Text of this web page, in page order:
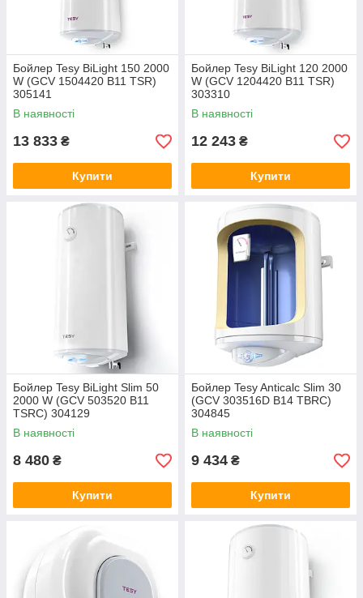
Бойлер Tesy BiLight 150 2000
W (GCV 1504420 B11 TSR)
305141
В наявності
13 833 ₴
Купити
Бойлер Tesy BiLight 120 2000
W (GCV 1204420 B11 TSR)
303310
В наявності
12 243 ₴
Купити
Бойлер Tesy BiLight Slim 50
2000 W (GCV 503520 B11
TSRC) 304129
В наявності
8 480 ₴
Купити
Бойлер Tesy Anticalc Slim 30
(GCV 303516D B14 TBRC)
304845
В наявності
9 434 ₴
Купити